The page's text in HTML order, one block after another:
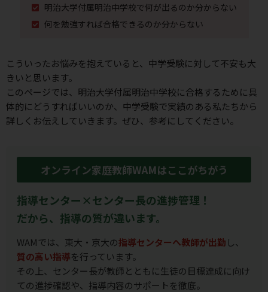
明治大学付属明治中学校で何が出るのか分からない
何を勉強すれば合格できるのか分からない
こういったお悩みを抱えていると、中学受験に対して不安も⼤
きいと思います。
このページでは、明治大学付属明治中学校に合格するために具
体的にどうすればいいのか、 中学受験で実績のある私たちから
詳しくお伝えしていきます。ぜひ、参考にしてください。
オンライン家庭教師WAMはここがちがう
指導センター×センター長の進捗管理！
だから、指導の質が違います。
WAMでは、東大・京大の指導センターへ教師が出勤 し、
質の高い指導を行っています。
その上、センター長が教師とともに生徒の目標達成に向け
ての進捗確認や、指導内容のサポートを徹底。